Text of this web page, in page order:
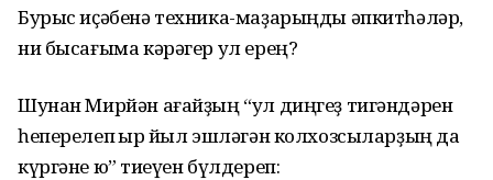
Бурыс иҫәбенә техника-маҙарыңды әпкитһәләр,
ни бысағыма кәрәгер ул ерең?
Шунан Мирйән ағайҙың “ул диңгеҙ тигәндәрен
һеперелеп ҡырҡ йыл эшләгән колхозсыларҙың да
күргәне юҡ” тиеүен бүлдереп: